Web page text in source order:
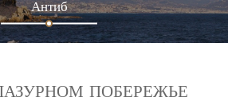
Больё-сюр-Мер
ПОБЕРЕЖЬЕ